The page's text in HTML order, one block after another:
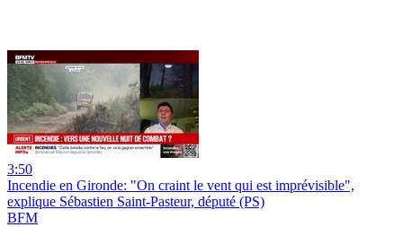
3:50
Incendie en Gironde: "On craint le vent qui est imprévisible",
explique Sébastien Saint-Pasteur, député (PS)
BFM